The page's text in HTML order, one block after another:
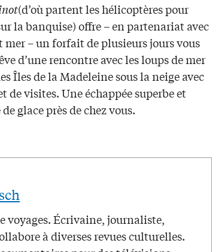
(d’où partent les hélicoptères pour
la banquise) offre – en partenariat avec
– un forfait de plusieurs jours vous
d’une rencontre avec les loups de mer
Îles de la Madeleine sous la neige avec
de visites. Une échappée superbe et
glace près de chez vous.
voyages. Écrivaine, journaliste,
à diverses revues culturelles.